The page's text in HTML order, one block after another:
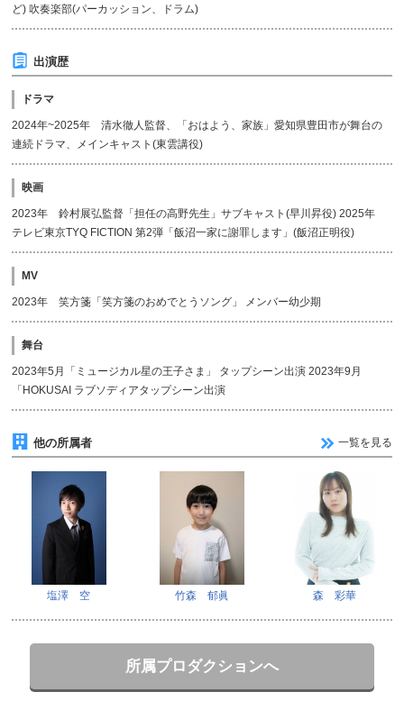
ど) 吹奏楽部(パーカッション、ドラム)
出演歴
ドラマ
2024年~2025年 清水徹人監督、「おはよう、家族」愛知県豊田市が舞台の
連続ドラマ、メインキャスト(東雲講役)
映画
2023年 鈴村展弘監督「担任の高野先生」サブキャスト(早川昇役) 2025年
テレビ東京TYQ FICTION 第2弾「飯沼一家に謝罪します」(飯沼正明役)
MV
2023年 笑方箋「笑方箋のおめでとうソング」 メンバー幼少期
舞台
2023年5月「ミュージカル星の王子さま」 タップシーン出演 2023年9月
「HOKUSAI ラブソディアタップシーン出演
他の所属者 一覧を見る
塩澤 空 竹森 郁眞 森 彩華
所属プロダクションへ